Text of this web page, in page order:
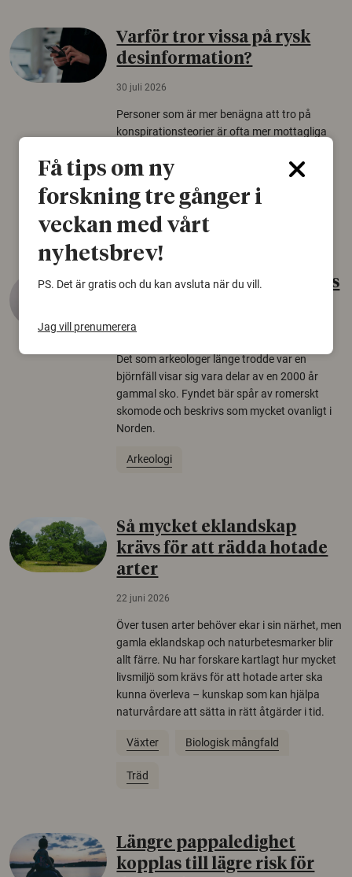
Varför tror vissa på rysk
desinformation?
30 juli 2026
Personer som är mer benägna att tro på
konspirationsteorier är ofta mer mottagliga
från Försvarshögskolan med deltagare i fyra
europeiska länder.
Säkerhetspolitik
Gammalt skinn var Sveriges
22 juni 2026
Det som arkeologer länge trodde var en
björnfäll visar sig vara delar av en 2000 år
gammal sko. Fyndet bär spår av romerskt
skomode och beskrivs som mycket ovanligt i
Norden.
Arkeologi
Så mycket eklandskap
krävs för att rädda hotade
arter
22 juni 2026
Över tusen arter behöver ekar i sin närhet, men
gamla eklandskap och naturbetesmarker blir
allt färre. Nu har forskare kartlagt hur mycket
livsmiljö som krävs för att hotade arter ska
kunna överleva – kunskap som kan hjälpa
naturvårdare att sätta in rätt åtgärder i tid.
Växter Biologisk mångfald
Träd
Längre pappaledighet
kopplas till lägre risk för
Få tips om ny
forskning tre gånger i
veckan med vårt
nyhetsbrev!
PS. Det är gratis och du kan avsluta när du vill.
Jag vill prenumerera